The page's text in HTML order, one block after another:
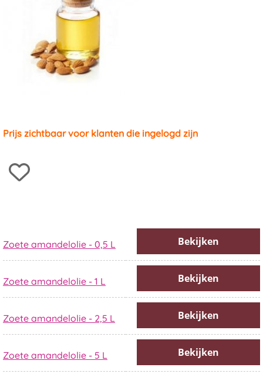
Prijs zichtbaar voor klanten die ingelogd zijn
Zoete amandelolie - 0,5 L Bekijken
Zoete amandelolie - 1 L Bekijken
Zoete amandelolie - 2,5 L Bekijken
Zoete amandelolie - 5 L Bekijken